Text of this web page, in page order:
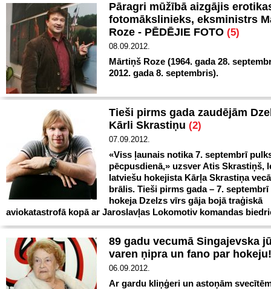
Pāragri mūžībā aizgājis
fotomākslinieks, eksministrs
Roze - PĒDĒJIE FOTO (5)
08.09.2012.
Mārtiņš Roze (1964. gada 28.
2012. gada 8. septembris).
Tieši pirms gada zaudējām
Kārli Skrastiņu (2)
07.09.2012.
«Viss ļaunais notika 7. septembrī
pēcpusdienā,» uzsver Atis Skrastiņš,
latviešu hokejista Kārļa Skrastiņa
brālis. Tieši pirms gada – 7.
hokeja Dzelzs vīrs gāja bojā traģiskā
aviokatastrofā kopā ar Jaroslavļas Lokomotiv komandas
89 gadu vecumā Singajevska
varen ņipra un fano par
06.09.2012.
Ar gardu kliņģeri un astoņām